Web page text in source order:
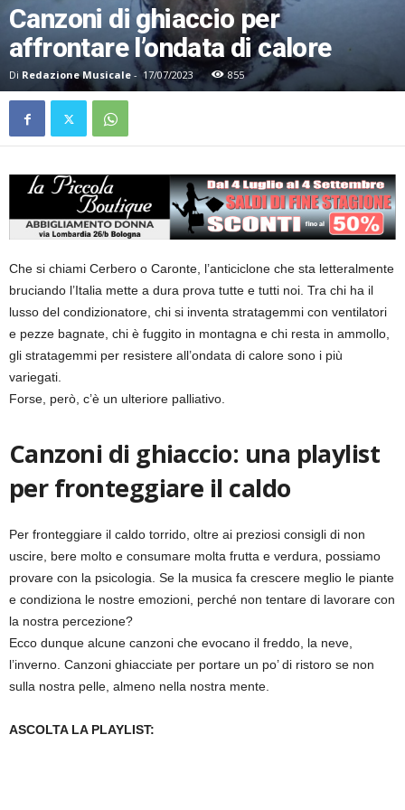
Canzoni di ghiaccio per
affrontare l’ondata di calore
Di Redazione Musicale - 17/07/2023 855
Che si chiami Cerbero o Caronte, l’anticiclone che sta letteralmente
bruciando l’Italia mette a dura prova tutte e tutti noi. Tra chi ha il
lusso del condizionatore, chi si inventa stratagemmi con ventilatori
e pezze bagnate, chi è fuggito in montagna e chi resta in ammollo,
gli stratagemmi per resistere all’ondata di calore sono i più
variegati.
Forse, però, c’è un ulteriore palliativo.
Canzoni di ghiaccio: una playlist
per fronteggiare il caldo
Per fronteggiare il caldo torrido, oltre ai preziosi consigli di non
uscire, bere molto e consumare molta frutta e verdura, possiamo
provare con la psicologia. Se la musica fa crescere meglio le piante
e condiziona le nostre emozioni, perché non tentare di lavorare con
la nostra percezione?
Ecco dunque alcune canzoni che evocano il freddo, la neve,
l’inverno. Canzoni ghiacciate per portare un po’ di ristoro se non
sulla nostra pelle, almeno nella nostra mente.
ASCOLTA LA PLAYLIST: